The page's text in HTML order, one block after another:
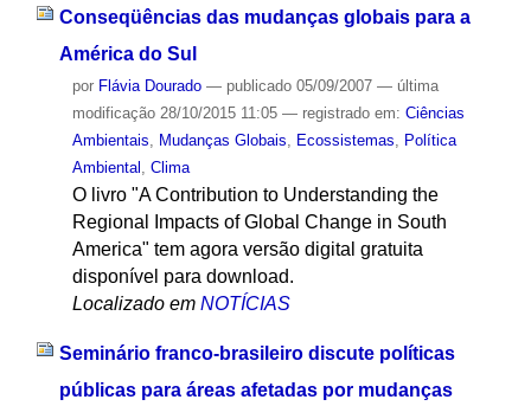
Conseqüências das mudanças globais para a
América do Sul
por Flávia Dourado — publicado05/09/2007 — última
modificação28/10/2015 11:05 — registrado em: Ciências
Ambientais
Mudanças Globais Ecossistemas
Política
Ambiental Clima
O livro "A Contribution to Understanding the
Regional Impacts of Global Change in South
America" tem agora versão digital gratuita
disponível para download.
Localizado em NOTÍCIAS
Seminário franco-brasileiro discute políticas
públicas para áreas afetadas por mudanças